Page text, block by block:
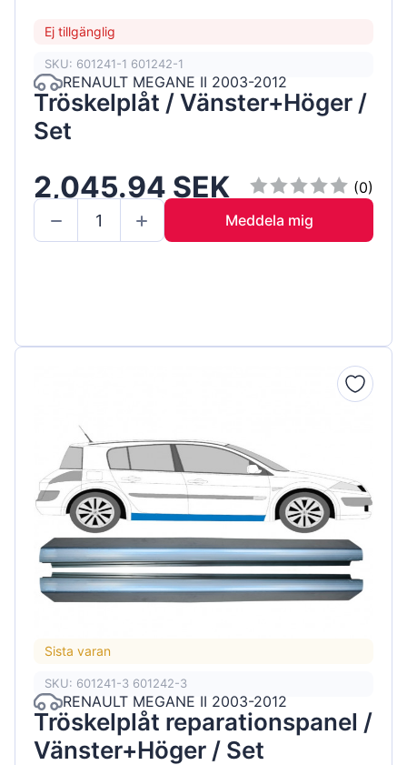
Ej tillgänglig
SKU: 601241-1 601242-1
RENAULT MEGANE II 2003-2012
Tröskelplåt / Vänster+Höger /
Set
2,045.94 SEK
(0)
Meddela mig
Sista varan
SKU: 601241-3 601242-3
RENAULT MEGANE II 2003-2012
Tröskelplåt reparationspanel /
Vänster+Höger / Set